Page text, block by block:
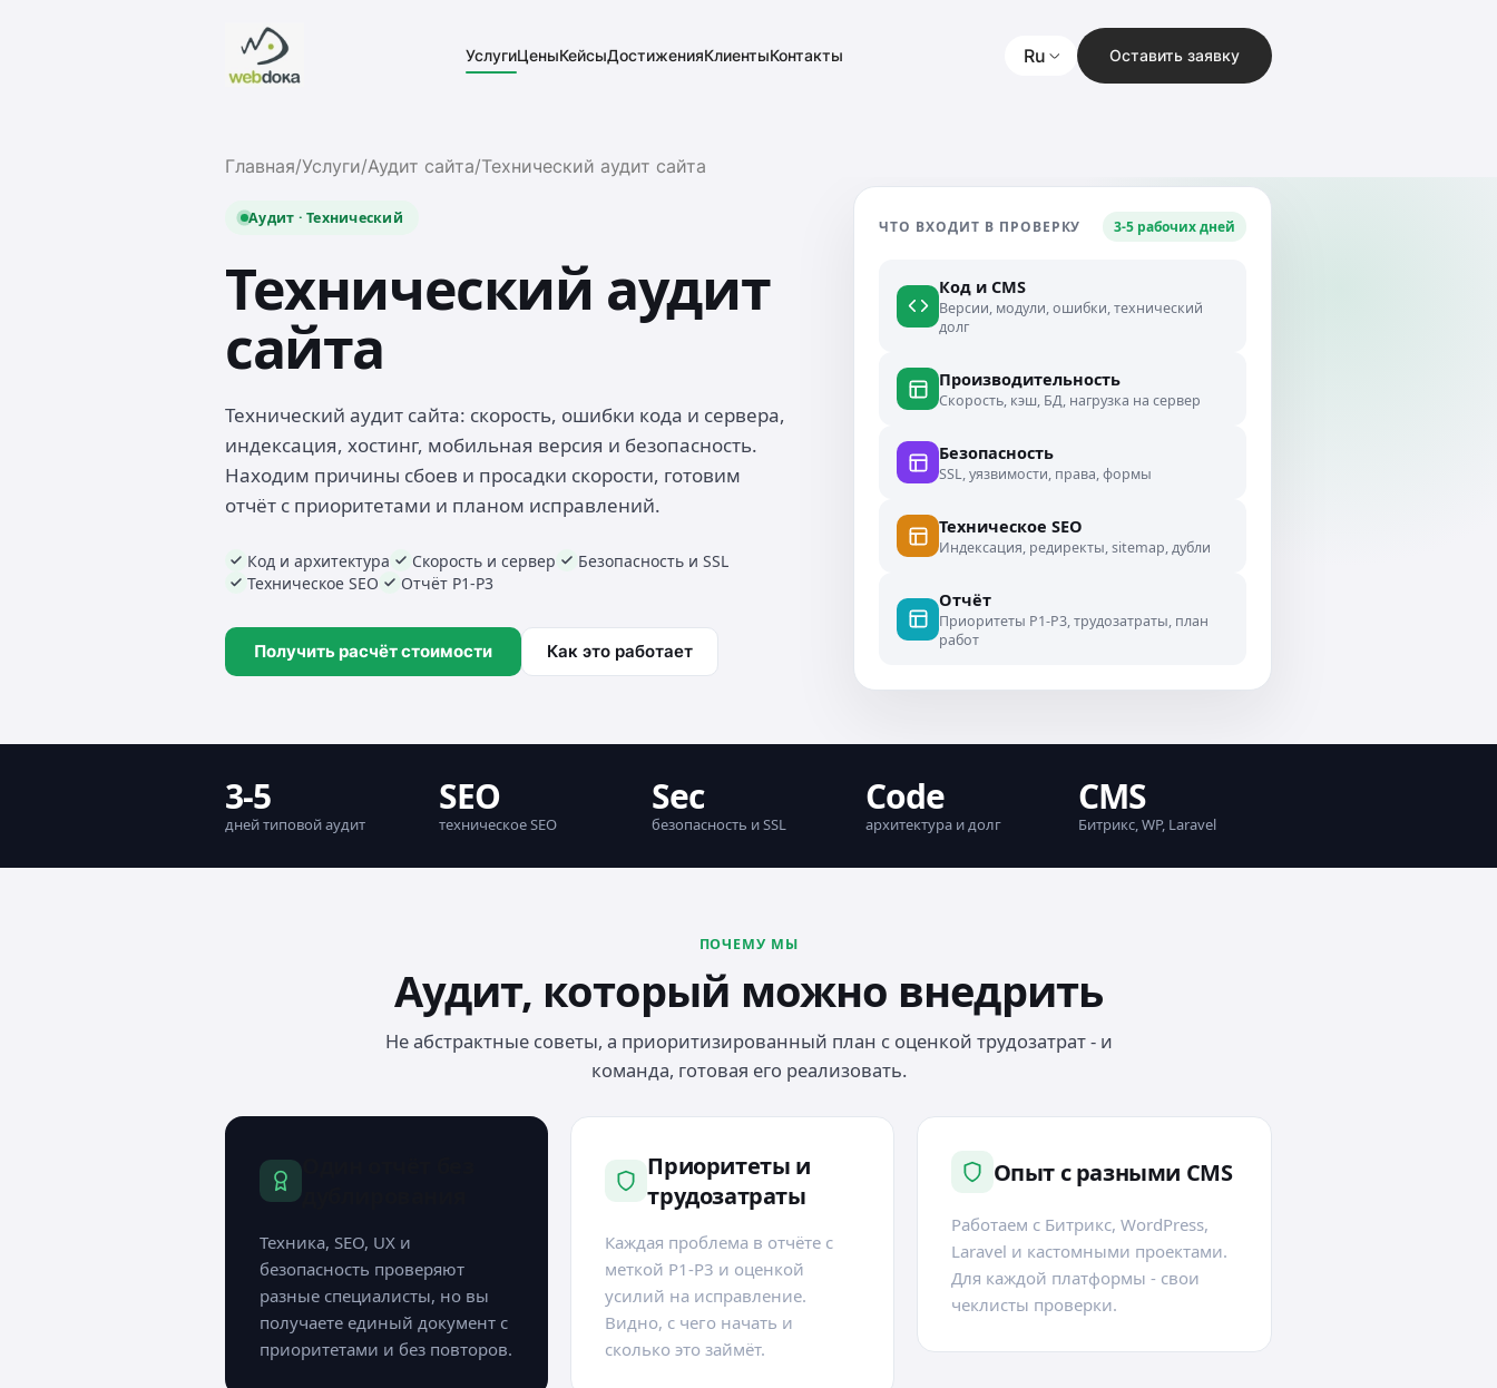
УслугиЦеныКейсыДостиженияКлиентыКонтакты Ru Оставить заявку
Главная/Услуги/Аудит сайта/Технический аудит сайта
Аудит · Технический
Технический аудит
сайта
Технический аудит сайта: скорость, ошибки кода и сервера,
индексация, хостинг, мобильная версия и безопасность.
Находим причины сбоев и просадки скорости, готовим
отчёт с приоритетами и планом исправлений.
Код и архитектура Скорость и сервер
Безопасность и SSL
Техническое SEO
Отчёт P1-P3
Получить расчёт стоимости Как это работает
ЧТО ВХОДИТ В ПРОВЕРКУ 3-5 рабочих дней
Код и CMS
Версии, модули, ошибки, технический
долг
Производительность
Скорость, кэш, БД, нагрузка на сервер
Безопасность
SSL, уязвимости, права, формы
Техническое SEO
Индексация, редиректы, sitemap, дубли
Отчёт
Приоритеты P1-P3, трудозатраты, план
работ
3-5
дней типовой аудит
SEO
техническое SEO
Sec
безопасность и SSL
Code
архитектура и долг
CMS
Битрикс, WP, Laravel
ПОЧЕМУ МЫ
Аудит, который можно внедрить
Не абстрактные советы, а приоритизированный план с оценкой трудозатрат - и
команда, готовая его реализовать.
Техника, SEO, UX и
безопасность проверяют
разные специалисты, но вы
получаете единый документ с
приоритетами и без повторов.
Приоритеты и
трудозатраты
Каждая проблема в отчёте с
меткой P1-P3 и оценкой
усилий на исправление.
Видно, с чего начать и
сколько это займёт.
Опыт с разными CMS
Работаем с Битрикс, WordPress,
Laravel и кастомными проектами.
Для каждой платформы - свои
чеклисты проверки.